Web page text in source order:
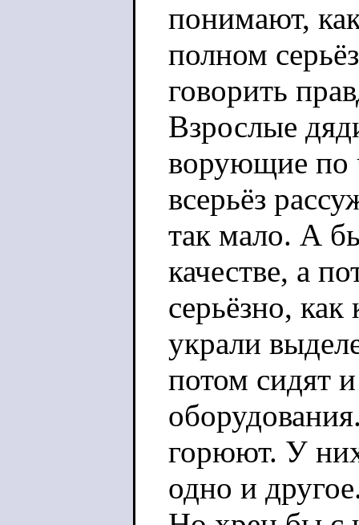
понимают,
полном
говорить
Взрослые
ворующие по
всерьёз
так мало. А
качестве, а
серьёзно,
украли
потом сидят
горюют. У них
одно и